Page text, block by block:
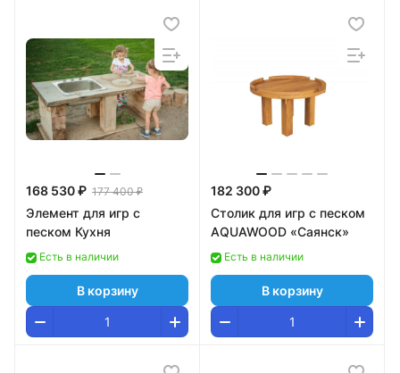
168 530 ₽ 177 400 ₽
Элемент для игр с
песком Кухня
Есть в наличии
В корзину
182 300 ₽
Столик для игр с песком
AQUAWOOD «Саянск»
Есть в наличии
В корзину